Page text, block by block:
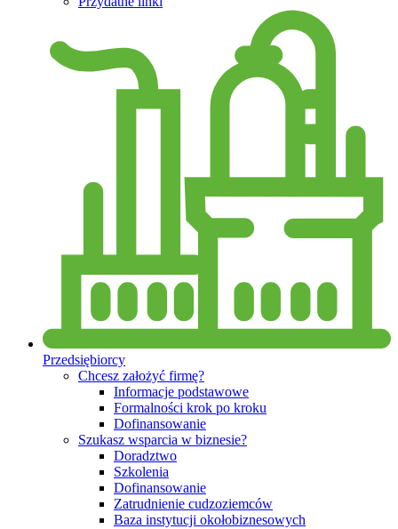
Przedsiębiorcy
Chcesz założyć firmę?
Informacje podstawowe
Formalności krok po kroku
Dofinansowanie
Szukasz wsparcia w biznesie?
Doradztwo
Szkolenia
Dofinansowanie
Zatrudnienie cudzoziemców
Baza instytucji okołobiznesowych